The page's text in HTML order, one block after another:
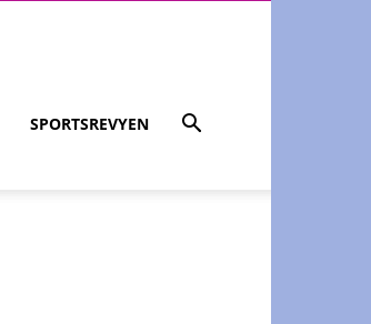
SPORTSREVYEN